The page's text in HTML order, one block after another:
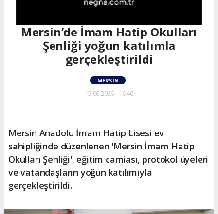
Mersin’de İmam Hatip Okulları
Şenliği yoğun katılımla
gerçekleştirildi
MERSIN
15.06.2026 - 16:46
Mersin Anadolu İmam Hatip Lisesi ev
sahipliğinde düzenlenen 'Mersin İmam Hatip
Okulları Şenliği', eğitim camiası, protokol üyeleri
ve vatandaşların yoğun katılımıyla
gerçekleştirildi.